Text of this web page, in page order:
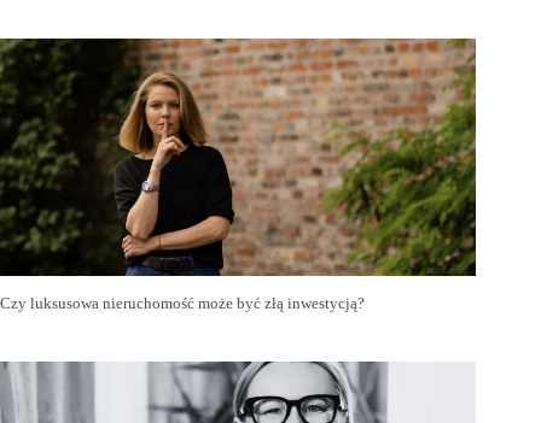
Czy luksusowa nieruchomość może być złą inwestycją?